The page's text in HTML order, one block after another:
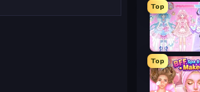
Top
Top